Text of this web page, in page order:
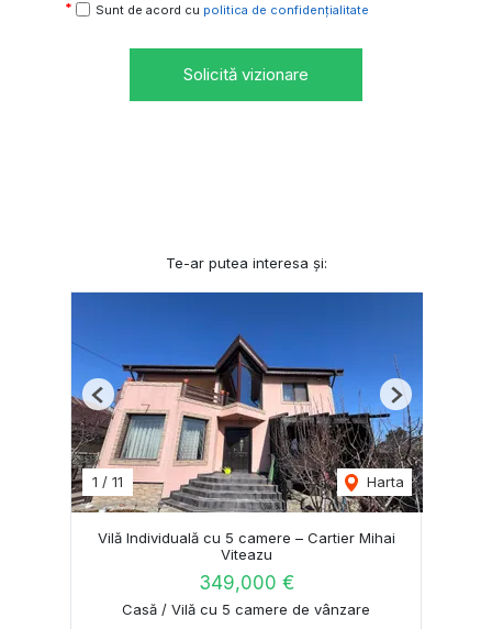
Sunt de acord cu politica de confidențialitate
Solicită vizionare
Te-ar putea interesa și:
1 / 11 Harta
Previous Next
Vilă Individuală cu 5 camere – Cartier Mihai
Viteazu
349,000 €
Casă / Vilă cu 5 camere de vânzare